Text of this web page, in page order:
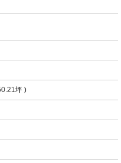
坪 )